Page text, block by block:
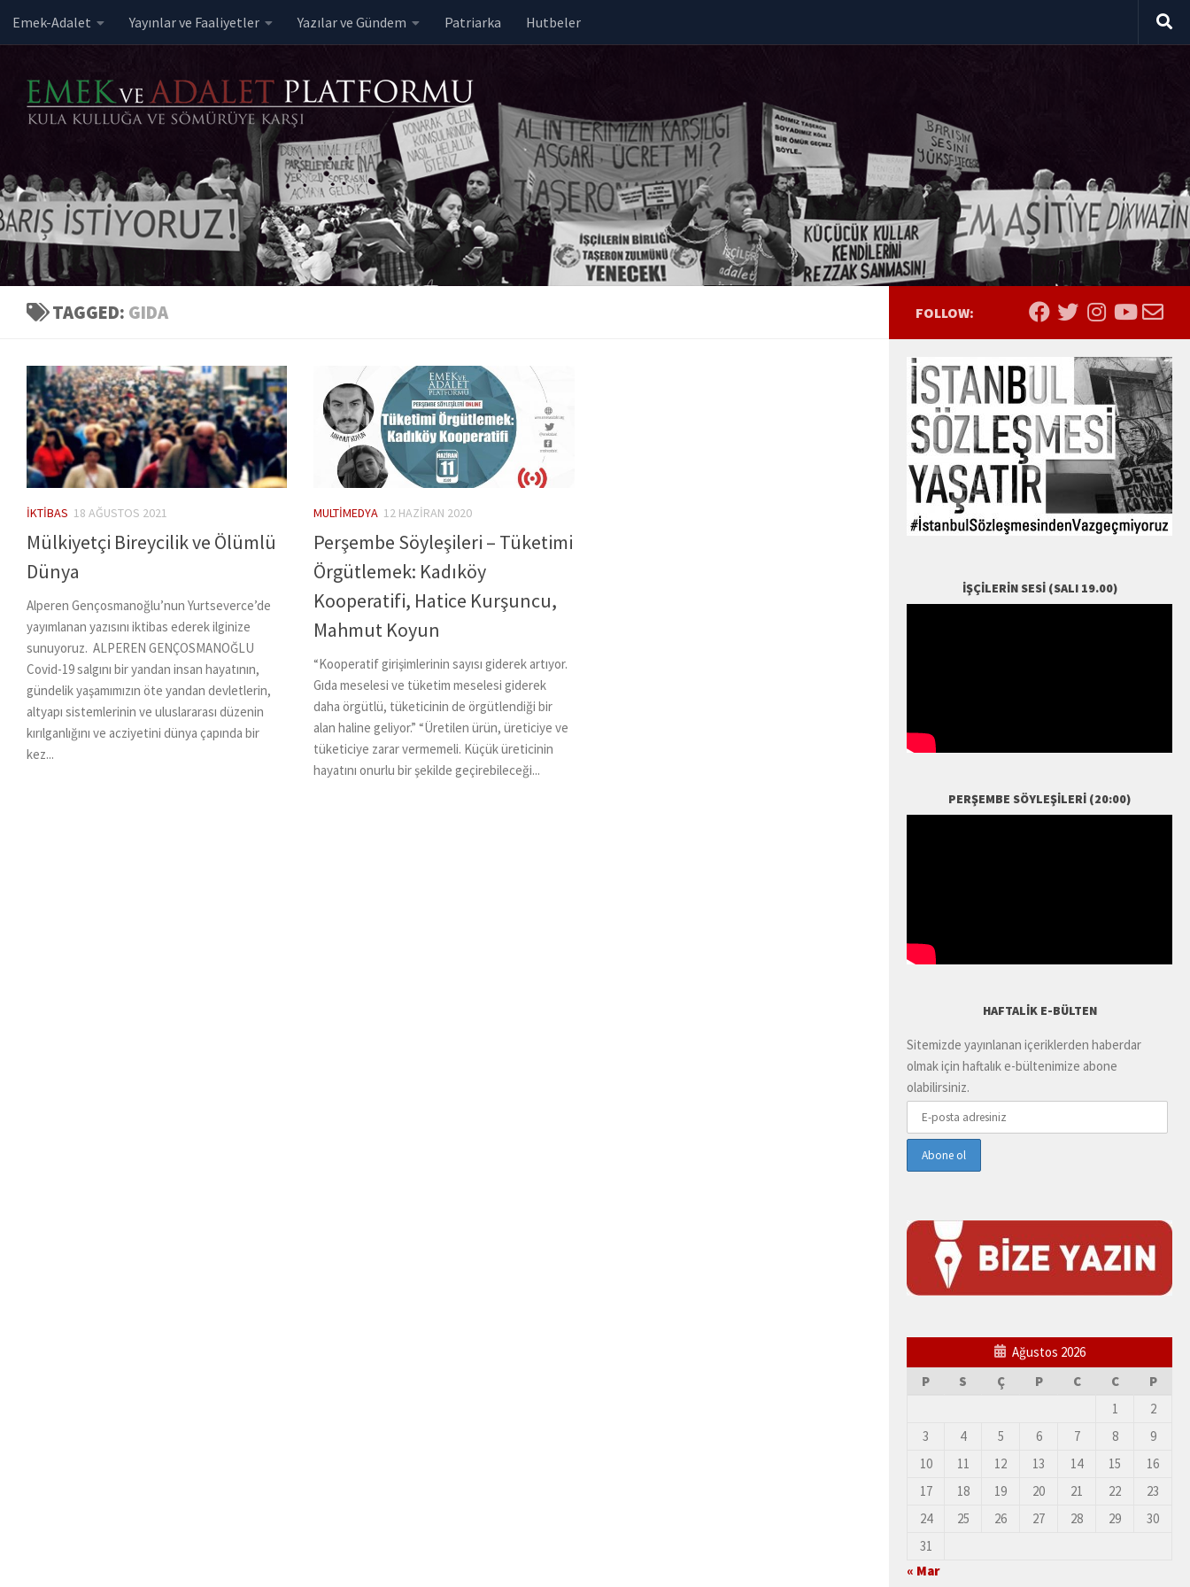
Skip to content
Emek-Adalet Yayınlar ve Faaliyetler Yazılar ve Gündem Patriarka Hutbeler
TAGGED: GIDA
İKTIBAS 18 AĞUSTOS 2021
Mülkiyetçi Bireycilik ve Ölümlü
Dünya
Alperen Gençosmanoğlu’nun Yurtseverce’de
yayımlanan yazısını iktibas ederek ilginize
sunuyoruz. ALPEREN GENÇOSMANOĞLU
Covid-19 salgını bir yandan insan hayatının,
gündelik yaşamımızın öte yandan devletlerin,
altyapı sistemlerinin ve uluslararası düzenin
kırılganlığını ve acziyetini dünya çapında bir
kez...
MULTIMEDYA 12 HAZIRAN 2020
Perşembe Söyleşileri – Tüketimi
Örgütlemek: Kadıköy
Kooperatifi, Hatice Kurşuncu,
Mahmut Koyun
“Kooperatif girişimlerinin sayısı giderek artıyor.
Gıda meselesi ve tüketim meselesi giderek
daha örgütlü, tüketicinin de örgütlendiği bir
alan haline geliyor.” “Üretilen ürün, üreticiye ve
tüketiciye zarar vermemeli. Küçük üreticinin
hayatını onurlu bir şekilde geçirebileceği...
FOLLOW:
İŞÇILERIN SESI (SALI 19.00)
PERŞEMBE SÖYLEŞILERI (20:00)
HAFTALIK E-BÜLTEN
Sitemizde yayınlanan içeriklerden haberdar
olmak için haftalık e-bültenimize abone
olabilirsiniz.
Ağustos 2026
P
S Ç P C C
P
1
2
3
4 5 6 7 8
9
10
11 12 13 14 15
16
17
18 19 20 21 22
23
24
25 26 27 28 29
30
31
« Mar